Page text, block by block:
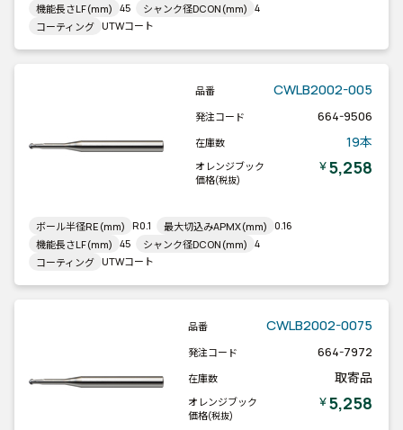
機能長さLF(mm) 45 シャンク径DCON(mm) 4
コーティング UTWコート
品番 CWLB2002-005
発注コード 664-9506
在庫数 19本
オレンジブック
価格(税抜)
￥5,258
ボール半径RE(mm) R0.1 最大切込みAPMX(mm) 0.16
機能長さLF(mm) 45 シャンク径DCON(mm) 4
コーティング UTWコート
品番 CWLB2002-0075
発注コード 664-7972
在庫数 取寄品
オレンジブック
価格(税抜)
￥5,258